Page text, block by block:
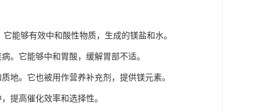
能够有效中和酸性物质，生成的镁盐和水。
。它能够中和胃酸，缓解胃部不适。
地。它也被用作营养补充剂，提供镁元素。
提高催化效率和选择性。